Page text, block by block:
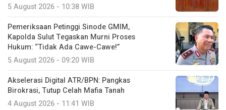
5 August 2026 - 10:38 WIB
Pemeriksaan Petinggi Sinode GMIM,
Kapolda Sulut Tegaskan Murni Proses
Hukum: “Tidak Ada Cawe-Cawe!”
5 August 2026 - 09:20 WIB
Akselerasi Digital ATR/BPN: Pangkas
Birokrasi, Tutup Celah Mafia Tanah
4 August 2026 - 11:41 WIB